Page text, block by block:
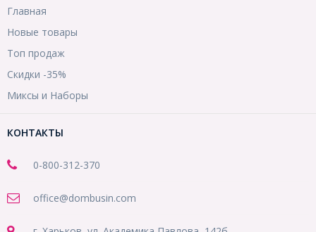
Главная
Новые товары
Топ продаж
Скидки -35%
Миксы и Наборы
КОНТАКТЫ
0-800-312-370
office@dombusin.com